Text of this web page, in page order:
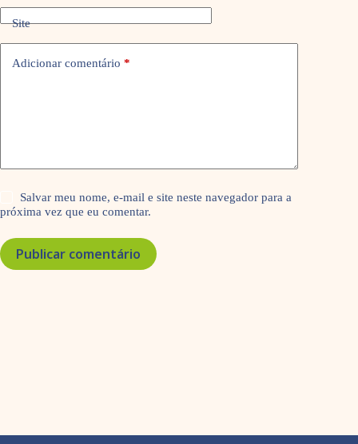
Site
Adicionar comentário *
Salvar meu nome, e-mail e site neste navegador para a
próxima vez que eu comentar.
Publicar comentário